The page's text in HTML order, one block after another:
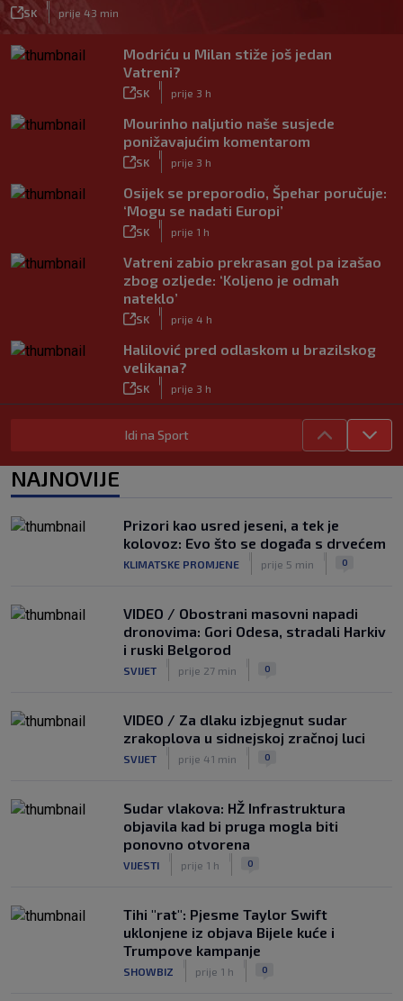
SK prije 43 min
Modriću u Milan stiže još jedan
Vatreni?
SK prije 3 h
Mourinho naljutio naše susjede
ponižavajućim komentarom
SK prije 3 h
Osijek se preporodio, Špehar poručuje:
‘Mogu se nadati Europi’
SK prije 1 h
Vatreni zabio prekrasan gol pa izašao
zbog ozljede: ‘Koljeno je odmah
nateklo’
SK prije 4 h
Halilović pred odlaskom u brazilskog
velikana?
SK prije 3 h
Carević nakon drugog poraza: ‘Ne
mogu biti ljutit, ovo nam mora biti
|
zadovoljni, tražimo stopera
SK prije 3 h
Zekić sasuo kritike nakon remija: ‘O
SK prije 1 h
Idi na Sport
NAJNOVIJE
Prizori kao usred jeseni, a tek je
kolovoz: Evo što se događa s drvećem
KLIMATSKE PROMJENE prije 5 min 0
VIDEO / Obostrani masovni napadi
dronovima: Gori Odesa, stradali Harkiv
i ruski Belgorod
SVIJET prije 27 min 0
VIDEO / Za dlaku izbjegnut sudar
zrakoplova u sidnejskoj zračnoj luci
SVIJET prije 41 min 0
Sudar vlakova: HŽ Infrastruktura
objavila kad bi pruga mogla biti
ponovno otvorena
VIJESTI prije 1 h 0
Tihi "rat": Pjesme Taylor Swift
uklonjene iz objava Bijele kuće i
Trumpove kampanje
SHOWBIZ prije 1 h 0